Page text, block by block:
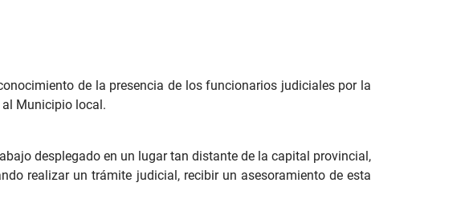
de la presencia de los funcionarios judiciales por la
Municipio local.
desplegado en un lugar tan distante de la capital provincial,
realizar un trámite judicial, recibir un asesoramiento de esta